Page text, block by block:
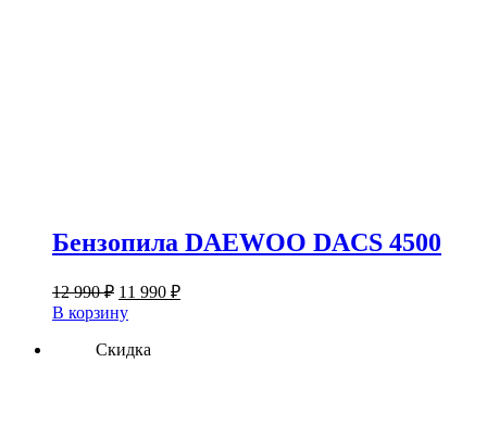
Бензопила DAEWOO DACS 4500
12 990₽ Первоначальная
цена
составляла
12
11 990 ₽Текущая
В корзину
Скидка